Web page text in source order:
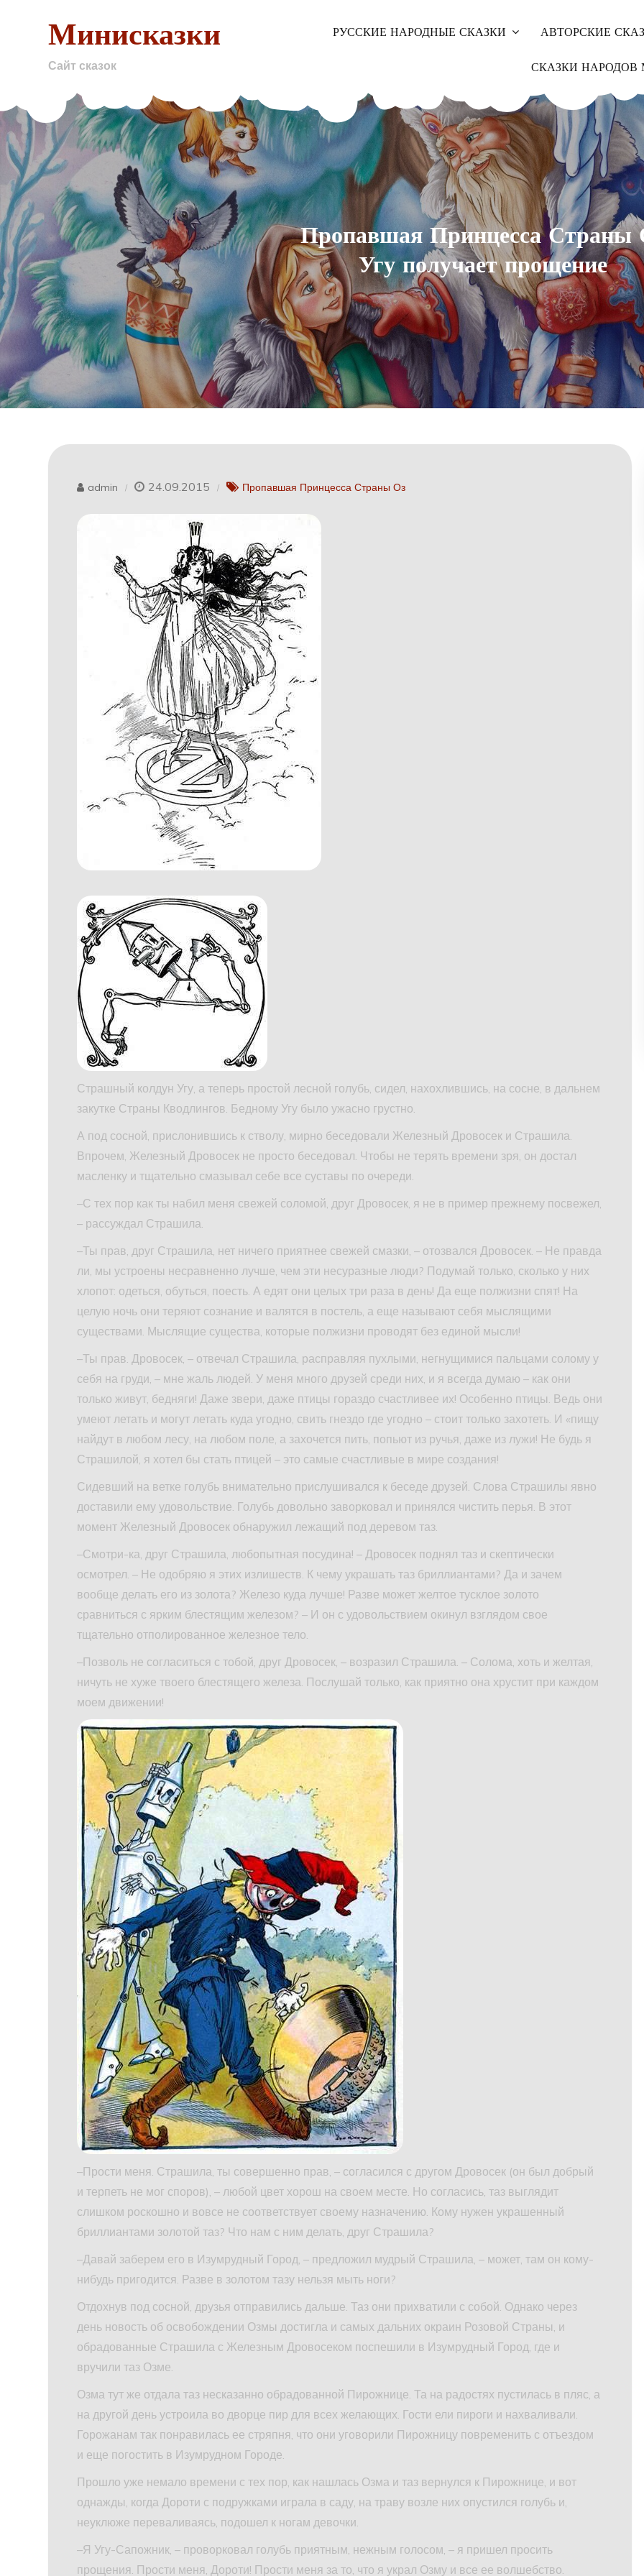
Минисказки
Сайт сказок
РУССКИЕ НАРОДНЫЕ СКАЗКИ АВТОРСКИЕ
СКАЗКИ НАРОДОВ
Пропавшая Принцесса Страны
Угу получает прощение
admin 24.09.2015 Пропавшая Принцесса Страны Оз
Страшный колдун Угу, а теперь простой лесной голубь, сидел, нахохлившись, на сосне, в дальнем
закутке Страны Кводлингов. Бедному Угу было ужасно грустно.
А под сосной, прислонившись к стволу, мирно беседовали Железный Дровосек и Страшила.
Впрочем, Железный Дровосек не просто беседовал. Чтобы не терять времени зря, он достал
масленку и тщательно смазывал себе все суставы по очереди.
–С тех пор как ты набил меня свежей соломой, друг Дровосек, я не в пример прежнему посвежел,
– рассуждал Страшила.
–Ты прав, друг Страшила, нет ничего приятнее свежей смазки, – отозвался Дровосек. – Не правда
ли, мы устроены несравненно лучше, чем эти несуразные люди? Подумай только, сколько у них
хлопот: одеться, обуться, поесть. А едят они целых три раза в день! Да еще полжизни спят! На
целую ночь они теряют сознание и валятся в постель, а еще называют себя мыслящими
существами. Мыслящие существа, которые полжизни проводят без единой мысли!
–Ты прав. Дровосек, – отвечал Страшила, расправляя пухлыми, негнущимися пальцами солому у
себя на груди, – мне жаль людей. У меня много друзей среди них, и я всегда думаю – как они
только живут, бедняги! Даже звери, даже птицы гораздо счастливее их! Особенно птицы. Ведь они
умеют летать и могут летать куда угодно, свить гнездо где угодно – стоит только захотеть. И «пищу
найдут в любом лесу, на любом поле, а захочется пить, попьют из ручья, даже из лужи! Не будь я
Страшилой, я хотел бы стать птицей – это самые счастливые в мире создания!
Сидевший на ветке голубь внимательно прислушивался к беседе друзей. Слова Страшилы явно
доставили ему удовольствие. Голубь довольно заворковал и принялся чистить перья. В этот
момент Железный Дровосек обнаружил лежащий под деревом таз.
–Смотри-ка, друг Страшила, любопытная посудина! – Дровосек поднял таз и скептически
осмотрел. – Не одобряю я этих излишеств. К чему украшать таз бриллиантами? Да и зачем
вообще делать его из золота? Железо куда лучше! Разве может желтое тусклое золото
сравниться с ярким блестящим железом? – И он с удовольствием окинул взглядом свое
тщательно отполированное железное тело.
–Позволь не согласиться с тобой, друг Дровосек, – возразил Страшила. – Солома, хоть и желтая,
ничуть не хуже твоего блестящего железа. Послушай только, как приятно она хрустит при каждом
моем движении!
–Прости меня. Страшила, ты совершенно прав, – согласился с другом Дровосек (он был добрый
и терпеть не мог споров), – любой цвет хорош на своем месте. Но согласись, таз выглядит
слишком роскошно и вовсе не соответствует своему назначению. Кому нужен украшенный
бриллиантами золотой таз? Что нам с ним делать, друг Страшила?
–Давай заберем его в Изумрудный Город, – предложил мудрый Страшила, – может, там он кому-
нибудь пригодится. Разве в золотом тазу нельзя мыть ноги?
Отдохнув под сосной, друзья отправились дальше. Таз они прихватили с собой. Однако через
день новость об освобождении Озмы достигла и самых дальних окраин Розовой Страны, и
обрадованные Страшила с Железным Дровосеком поспешили в Изумрудный Город, где и
вручили таз Озме.
Озма тут же отдала таз несказанно обрадованной Пирожнице. Та на радостях пустилась в пляс, а
на другой день устроила во дворце пир для всех желающих. Гости ели пироги и нахваливали.
Горожанам так понравилась ее стряпня, что они уговорили Пирожницу повременить с отъездом
и еще погостить в Изумрудном Городе.
Прошло уже немало времени с тех пор, как нашлась Озма и таз вернулся к Пирожнице, и вот
однажды, когда Дороти с подружками играла в саду, на траву возле них опустился голубь и,
неуклюже переваливаясь, подошел к ногам девочки.
–Я Угу-Сапожник, – проворковал голубь приятным, нежным голосом, – я пришел просить
прощения. Прости меня, Дороти! Прости меня за то, что я украл Озму и все ее волшебство.